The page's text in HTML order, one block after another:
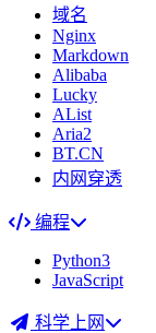
域名
Nginx
Markdown
Alibaba
Lucky
AList
Aria2
BT.CN
内网穿透
编程
Python3
JavaScript
科学上网